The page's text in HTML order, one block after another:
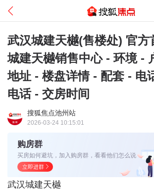
武汉城建天樾(售楼处) 官方
城建天樾销售中心 - 环境 -
地址 - 楼盘详情 - 配套 - 电
电话 - 交房时间
搜狐焦点池州站
2026-03-24 10:15:01
购房群
买房如何避坑，加入购房群，看看他们怎么说
立即进群
武汉城建天樾